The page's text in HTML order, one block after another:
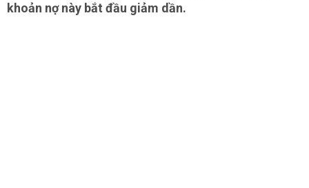
khoản nợ này bắt đầu giảm dần.